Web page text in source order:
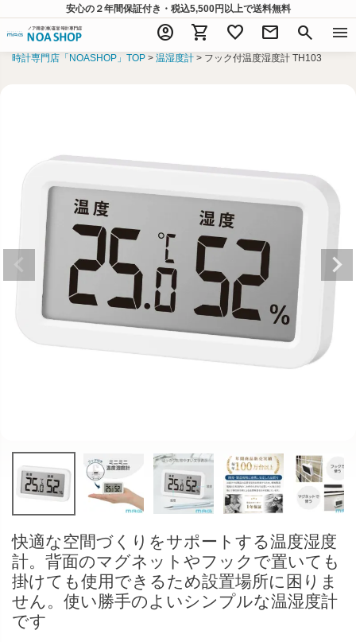
安心の２年間保証付き・税込5,500円以上で送料無料
account_circle shopping_cart favorite mail search menu
時計専門店「NOASHOP」TOP 温湿度計 フック付温度湿度計 TH103
快適な空間づくりをサポートする温度湿度
計。背面のマグネットやフックで置いても
掛けても使用できるため設置場所に困りま
せん。使い勝手のよいシンプルな温湿度計
です